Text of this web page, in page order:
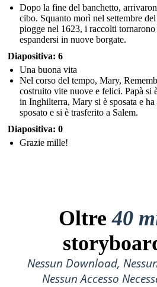
Dopo la fine del banchetto,
cibo. Squanto morì nel settembre
piogge nel 1623, i raccolti
espandersi in nuove borgate.
Diapositiva: 6
Una buona vita
Nel corso del tempo, Mary,
costruito vite nuove e felici. Papà si
in Inghilterra, Mary si è sposata e
sposato e si è trasferito a Salem.
Diapositiva: 0
Grazie mille!
Oltre40
Nessun Download,
Nessun Accesso